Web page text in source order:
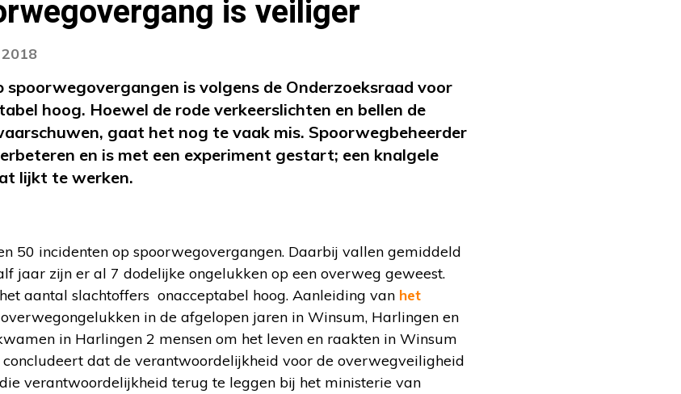
is veiliger
is volgens de Onderzoeksraad voor
hoog. Hoewel de rode verkeerslichten en bellen de
gaat het nog te vaak mis. Spoorwegbeheerder
en is met een experiment gestart; een knalgele
lijkt te werken.
50 incidenten op spoorwegovergangen. Daarbij vallen gemiddeld
jaar zijn er al 7 dodelijke ongelukken op een overweg geweest.
aantal slachtoffers onacceptabel hoog. Aanleiding van het
in de afgelopen jaren in Winsum, Harlingen en
in Harlingen 2 mensen om het leven en raakten in Winsum
concludeert dat de verantwoordelijkheid voor de overwegveiligheid
verantwoordelijkheid terug te leggen bij het ministerie van